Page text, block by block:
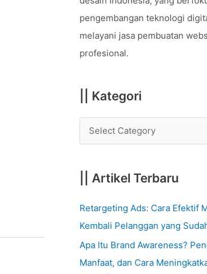
o
r
:
pengembangan teknologi
melayani jasa pembuatan
profesional.
|| Kategori
|| Artikel Terbaru
Retargeting Ads: Cara Efektif
Kembali Pelanggan yang
Apa Itu Brand Awareness?
Manfaat, dan Cara